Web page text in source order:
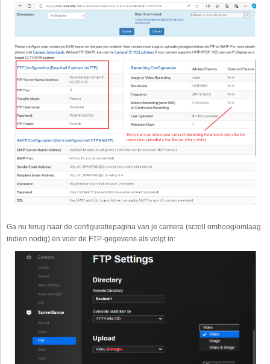
Ga nu terug naar de configuratiepagina van je camera (scroll omhoog/omlaag
indien nodig) en voer de FTP-gegevens als volgt in: